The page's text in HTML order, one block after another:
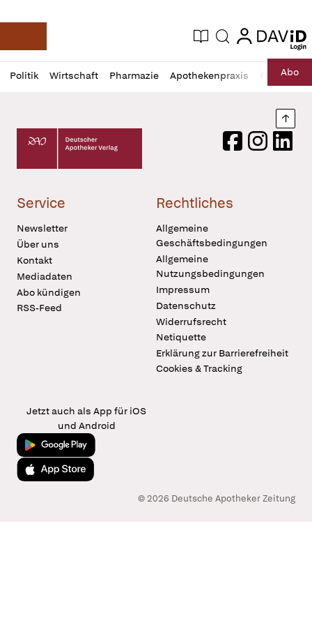
Deutsche Apotheker Zeitung
Aktuelle Ausgabe
Suche login
login
Politik Wirtschaft Pharmazie Apothekenpraxis RechtAbo
Profil
öffnen
Daz
Pur
Deutscher Apotheker Verlag Logo
FacebookInstagram
Service
Newsletter
Über uns
Kontakt
Mediadaten
Abo kündigen
RSS-Feed
Rechtliches
Allgemeine
Geschäftsbedingungen
Allgemeine
Nutzungsbedingungen
Impressum
Datenschutz
Widerrufsrecht
Netiquette
Erklärung zur Barrierefreiheit
Cookies & Tracking
Jetzt auch als App für iOS
und Android
Jetzt bei Google Play
Laden im App Store
© 2026 Deutsche Apotheker Zeitung